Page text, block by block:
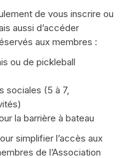
de vous inscrire ou
aussi d’accéder
aux membres :
ou de pickleball
sociales (5 à 7,
la barrière à bateau
simplifier l’accès aux
de l’Association